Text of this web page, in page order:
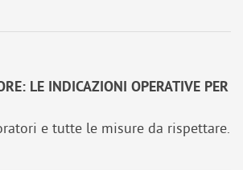
LE INDICAZIONI OPERATIVE PER
e tutte le misure da rispettare.